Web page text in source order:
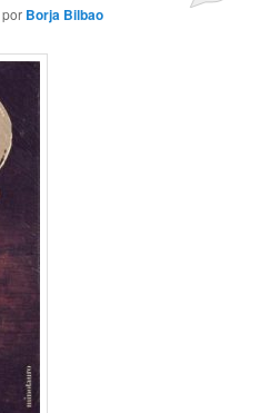
por Borja Bilbao